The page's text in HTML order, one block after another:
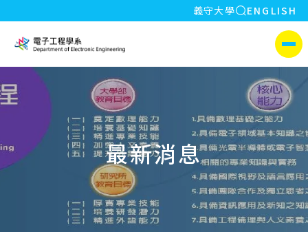
:::
義守大學 全站搜索
ENGLISH
側選單
最新消息